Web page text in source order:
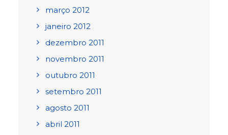
março 2012
janeiro 2012
dezembro 2011
novembro 2011
outubro 2011
setembro 2011
agosto 2011
abril 2011